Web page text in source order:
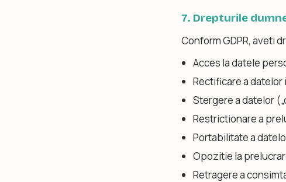
7. Drepturile
Conform GDPR, aveti
Acces la datele
Rectificare a datelor
Stergere a datelor
Restrictionare a
Portabilitate a
Opozitie la
Retragere a